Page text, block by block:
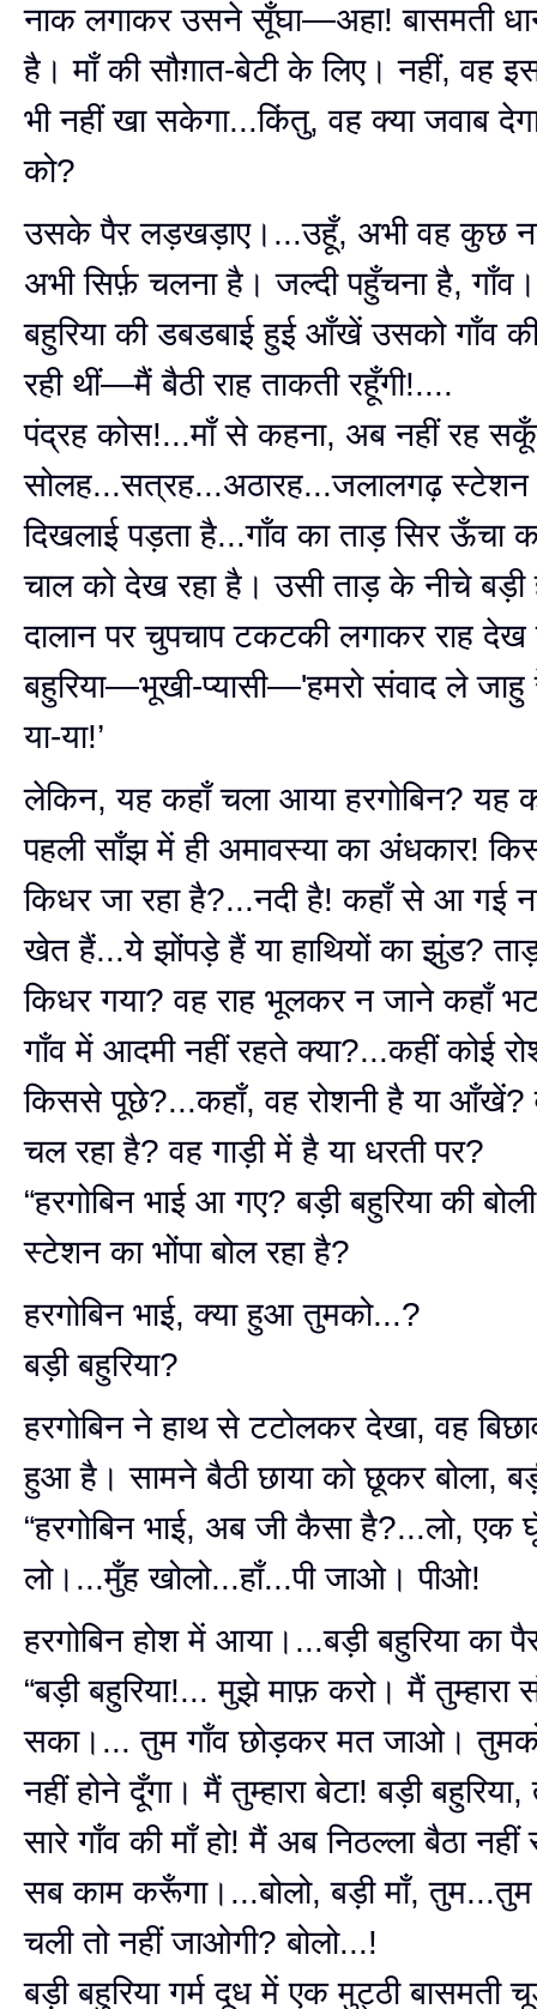
नाक लगाकर उसने सूँघा—अहा! बासमती
है। माँ की सौग़ात-बेटी के लिए। नहीं, वह
भी नहीं खा सकेगा...किंतु, वह क्या जवाब देगा
को?
उसके पैर लड़खड़ाए।...उहूँ, अभी वह कुछ
अभी सिर्फ़ चलना है। जल्दी पहुँचना है,
बहुरिया की डबडबाई हुई आँखें उसको गाँव
रही थीं—मैं बैठी राह ताकती रहूँगी!....
पंद्रह कोस!...माँ से कहना, अब नहीं रह
सोलह...सत्रह...अठारह...जलालगढ़ स्टेशन
दिखलाई पड़ता है...गाँव का ताड़ सिर ऊँचा
चाल को देख रहा है। उसी ताड़ के नीचे
दालान पर चुपचाप टकटकी लगाकर राह देख
बहुरिया—भूखी-प्यासी—'हमरो संवाद ले जाहु
या-या!’
लेकिन, यह कहाँ चला आया हरगोबिन? यह
पहली साँझ में ही अमावस्या का अंधकार!
किधर जा रहा है?...नदी है! कहाँ से आ गई
खेत हैं...ये झोंपड़े हैं या हाथियों का झुंड?
किधर गया? वह राह भूलकर न जाने कहाँ
गाँव में आदमी नहीं रहते क्या?...कहीं कोई
किससे पूछे?...कहाँ, वह रोशनी है या आँखें?
चल रहा है? वह गाड़ी में है या धरती पर?
“हरगोबिन भाई आ गए? बड़ी बहुरिया की
स्टेशन का भोंपा बोल रहा है?
हरगोबिन भाई, क्या हुआ तुमको...?
बड़ी बहुरिया?
हरगोबिन ने हाथ से टटोलकर देखा, वह
हुआ है। सामने बैठी छाया को छूकर बोला,
“हरगोबिन भाई, अब जी कैसा है?...लो, एक
लो।...मुँह खोलो...हाँ...पी जाओ। पीओ!
हरगोबिन होश में आया।...बड़ी बहुरिया का
“बड़ी बहुरिया!... मुझे माफ़ करो। मैं तुम्हारा
सका।... तुम गाँव छोड़कर मत जाओ।
नहीं होने दूँगा। मैं तुम्हारा बेटा! बड़ी
सारे गाँव की माँ हो! मैं अब निठल्ला बैठा नहीं
सब काम करूँगा।...बोलो, बड़ी माँ,
चली तो नहीं जाओगी? बोलो...!
बड़ी बहुरिया गर्म दूध में एक मुट्ठी बासमती